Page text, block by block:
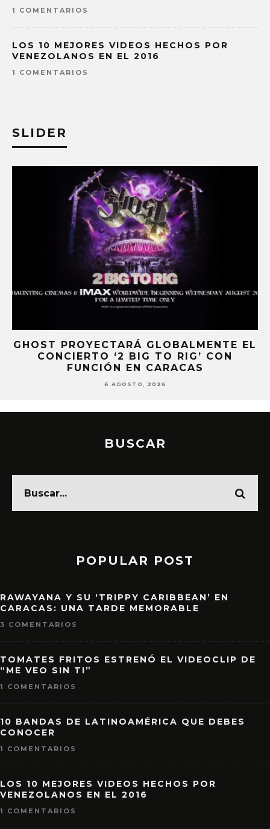
1 COMENTARIOS
LOS 10 MEJORES VIDEOS HECHOS POR
VENEZOLANOS EN EL 2016
1 COMENTARIOS
SLIDER
GHOST PROYECTARÁ GLOBALMENTE EL
CONCIERTO ‘2 BIG TO RIG’ CON
FUNCIÓN EN CARACAS
6 AGOSTO, 2026
BUSCAR
POPULAR POST
RAWAYANA Y SU ‘TRIPPY CARIBBEAN’ EN
CARACAS: UNA TARDE MEMORABLE
3 COMENTARIOS
TOMATES FRITOS ESTRENÓ EL VIDEOCLIP DE
“ME VEO SIN TI”
1 COMENTARIOS
10 BANDAS DE LATINOAMÉRICA QUE DEBES
CONOCER
1 COMENTARIOS
LOS 10 MEJORES VIDEOS HECHOS POR
VENEZOLANOS EN EL 2016
1 COMENTARIOS